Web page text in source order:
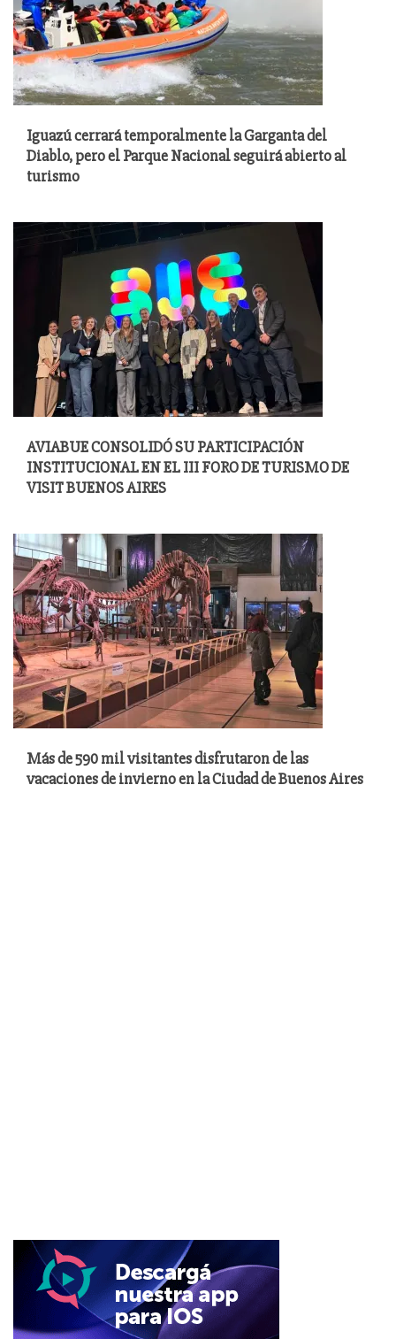
Iguazú cerrará temporalmente la Garganta del
Diablo, pero el Parque Nacional seguirá abierto al
turismo
AVIABUE CONSOLIDÓ SU PARTICIPACIÓN
INSTITUCIONAL EN EL III FORO DE TURISMO DE
VISIT BUENOS AIRES
Más de 590 mil visitantes disfrutaron de las
vacaciones de invierno en la Ciudad de Buenos Aires